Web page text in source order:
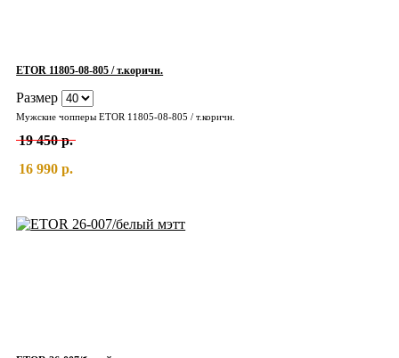
ETOR 11805-08-805 / т.коричн.
Размер
Мужские чопперы ETOR 11805-08-805 / т.коричн.
19 450 р.
16 990 р.